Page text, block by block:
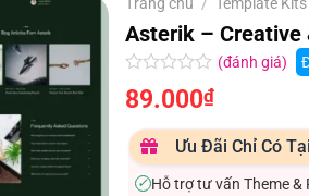
Asterik – Creative
Được
xếp
0.0
5
sao
(đánh giá)
89.000₫
Ưu Đãi Chỉ Có
✓Hỗ trợ tư vấn Theme &